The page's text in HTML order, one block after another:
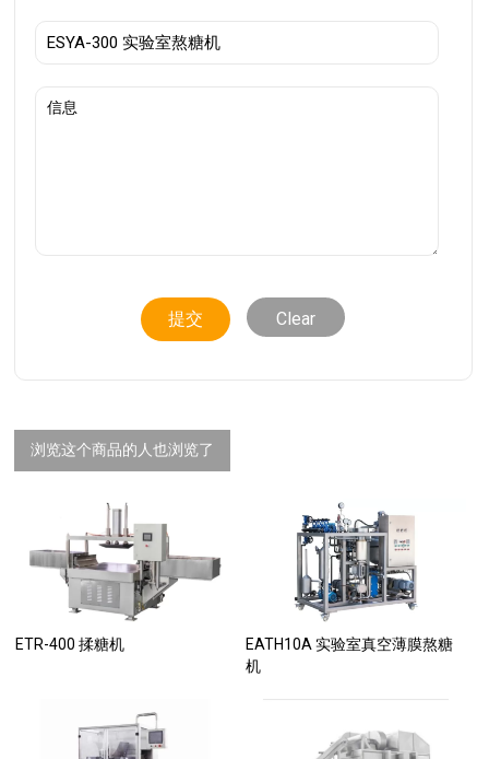
Clear
浏览这个商品的人也浏览了
ETR-400 揉糖机
EATH10A 实验室真空薄膜熬糖
机